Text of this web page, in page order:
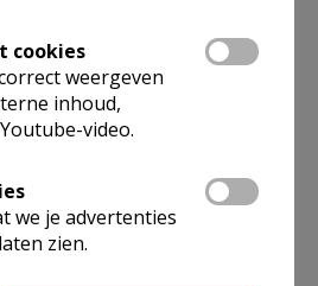
cookies
weergeven
inhoud,
video.
we je advertenties
zien.